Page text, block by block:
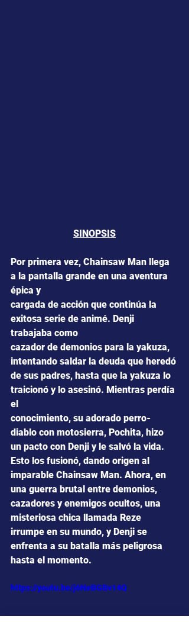
SINOPSIS
Por primera vez, Chainsaw Man llega
a la pantalla grande en una aventura
épica y
cargada de acción que continúa la
exitosa serie de animé. Denji
trabajaba como
cazador de demonios para la yakuza,
intentando saldar la deuda que heredó
de sus padres, hasta que la yakuza lo
traicionó y lo asesinó. Mientras perdía
el
conocimiento, su adorado perro-
diablo con motosierra, Pochita, hizo
un pacto con Denji y le salvó la vida.
Esto los fusionó, dando origen al
imparable Chainsaw Man. Ahora, en
una guerra brutal entre demonios,
cazadores y enemigos ocultos, una
misteriosa chica llamada Reze
irrumpe en su mundo, y Denji se
enfrenta a su batalla más peligrosa
hasta el momento.
https://youtu.be/j6NeBGBv14Q